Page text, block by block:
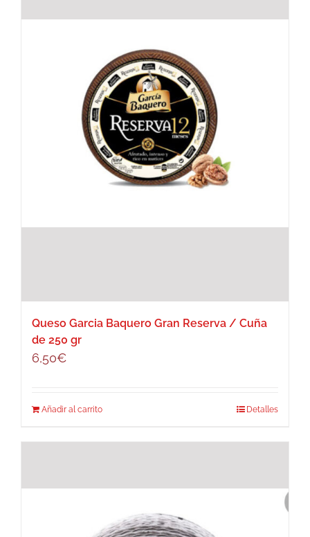
Queso Garcia Baquero Gran Reserva / Cuña
de 250 gr
6,50€
Añadir al carrito Detalles